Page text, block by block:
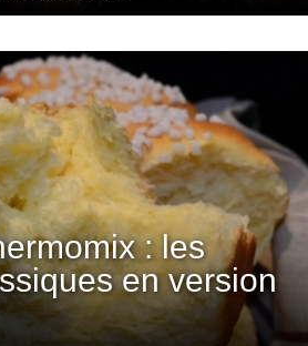
: les
en version